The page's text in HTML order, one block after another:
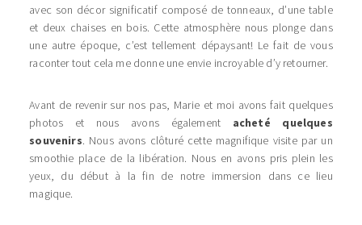
avec son décor significatif composé de tonneaux, d’une table
et deux chaises en bois. Cette atmosphère nous plonge dans
une autre époque, c’est tellement dépaysant! Le fait de vous
raconter tout cela me donne une envie incroyable d’y retourner.
Avant de revenir sur nos pas, Marie et moi avons fait quelques
photos et nous avons également acheté quelques
souvenirs. Nous avons clôturé cette magnifique visite par un
smoothie place de la libération. Nous en avons pris plein les
yeux, du début à la fin de notre immersion dans ce lieu
magique.